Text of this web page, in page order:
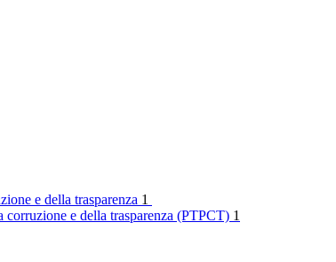
e della trasparenza 1
e della trasparenza (PTPCT) 1